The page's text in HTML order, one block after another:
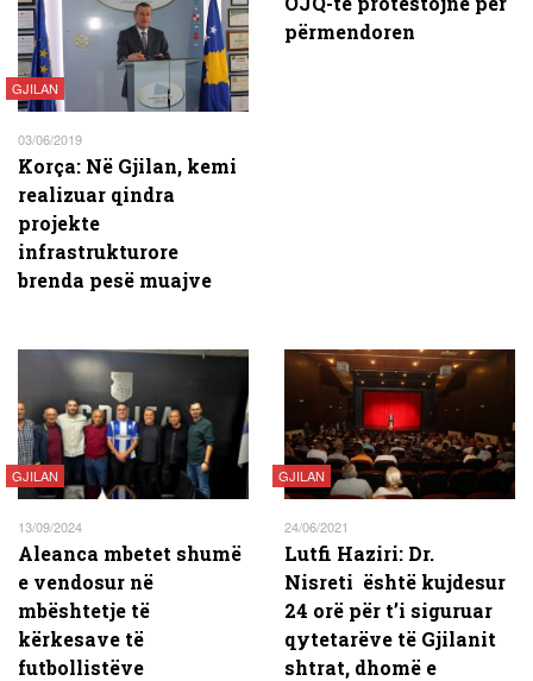
GJILAN
03/06/2019
Korça: Në Gjilan, kemi
realizuar qindra
projekte
infrastrukturore
brenda pesë muajve
përmendoren
GJILAN
13/09/2024
Aleanca mbetet shumë
e vendosur në
mbështetje të
kërkesave të
futbollistëve
GJILAN
24/06/2021
Lutfi Haziri: Dr.
Nisreti është kujdesur
24 orë për t’i siguruar
qytetarëve të Gjilanit
shtrat, dhomë e